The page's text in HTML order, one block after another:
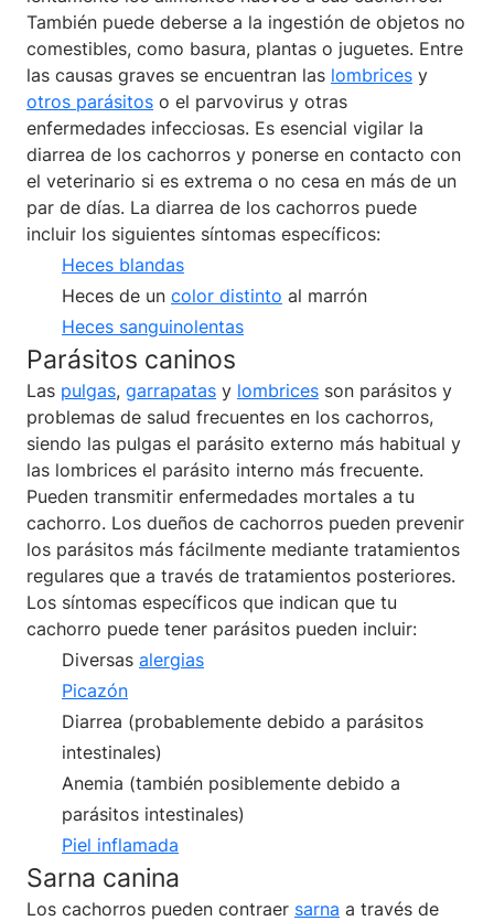
También puede deberse a la ingestión de objetos no
comestibles, como basura, plantas o juguetes. Entre
las causas graves se encuentran las lombrices y
otros parásitos o el parvovirus y otras
enfermedades infecciosas. Es esencial vigilar la
diarrea de los cachorros y ponerse en contacto con
el veterinario si es extrema o no cesa en más de un
par de días. La diarrea de los cachorros puede
incluir los siguientes síntomas específicos:
Heces blandas
Heces de un color distinto al marrón
Heces sanguinolentas
Parásitos caninos
Las pulgas, garrapatas y lombrices son parásitos y
problemas de salud frecuentes en los cachorros,
siendo las pulgas el parásito externo más habitual y
las lombrices el parásito interno más frecuente.
Pueden transmitir enfermedades mortales a tu
cachorro. Los dueños de cachorros pueden prevenir
los parásitos más fácilmente mediante tratamientos
regulares que a través de tratamientos posteriores.
Los síntomas específicos que indican que tu
cachorro puede tener parásitos pueden incluir:
Diversas alergias
Picazón
Diarrea (probablemente debido a parásitos
intestinales)
Anemia (también posiblemente debido a
parásitos intestinales)
Piel inflamada
Sarna canina
Los cachorros pueden contraer sarna a través de